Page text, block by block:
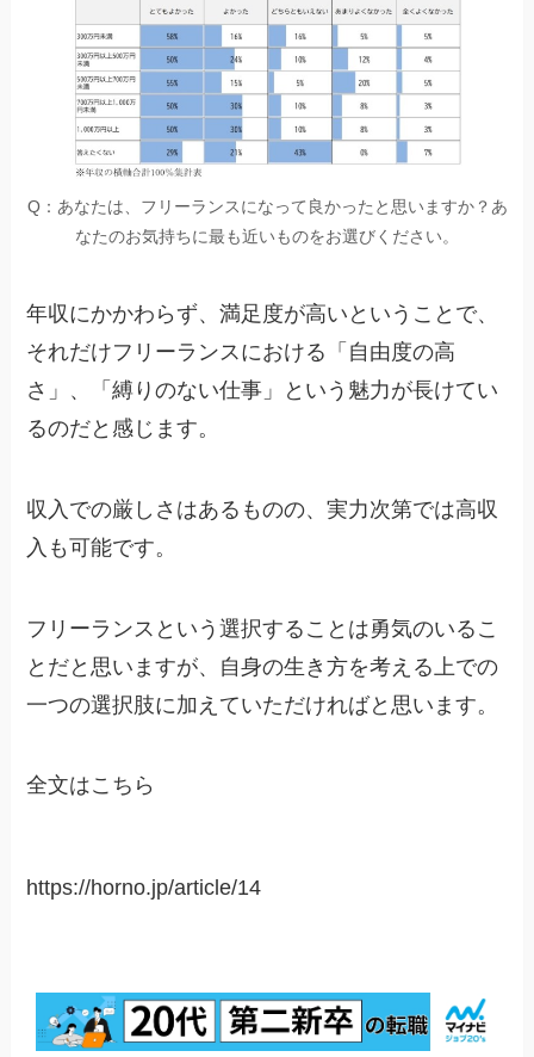
Q：あなたは、フリーランスになって良かったと思いますか？あ
なたのお気持ちに最も近いものをお選びください。
年収にかかわらず、満足度が高いということで、
それだけフリーランスにおける「自由度の高
さ」、「縛りのない仕事」という魅力が長けてい
るのだと感じます。
収入での厳しさはあるものの、実力次第では高収
入も可能です。
フリーランスという選択することは勇気のいるこ
とだと思いますが、自身の生き方を考える上での
一つの選択肢に加えていただければと思います。
全文はこちら
https://horno.jp/article/14